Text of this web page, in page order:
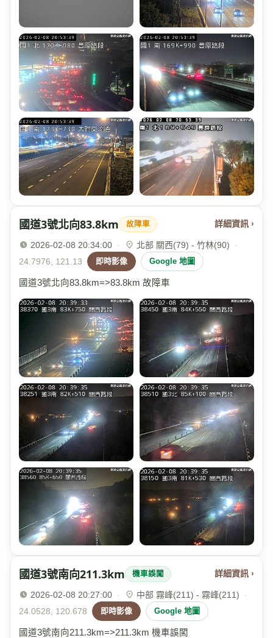
國道3號北向83.8km 故障車 詳細資訊 ›
2026-02-08 20:34:00 · 北部 關西(79) - 竹林(90)
·
24.7976, 121.13
即時影像 Google 地圖
國道3號北向83.8km=>83.8km 故障車
國道3號南向211.3km 機車誤闖 詳細資訊 ›
2026-02-08 20:27:00 · 中部 霧峰(211) - 霧峰(211)
·
24.0528, 120.678
即時影像 Google 地圖
國道3號南向211.3km=>211.3km 機車誤闖